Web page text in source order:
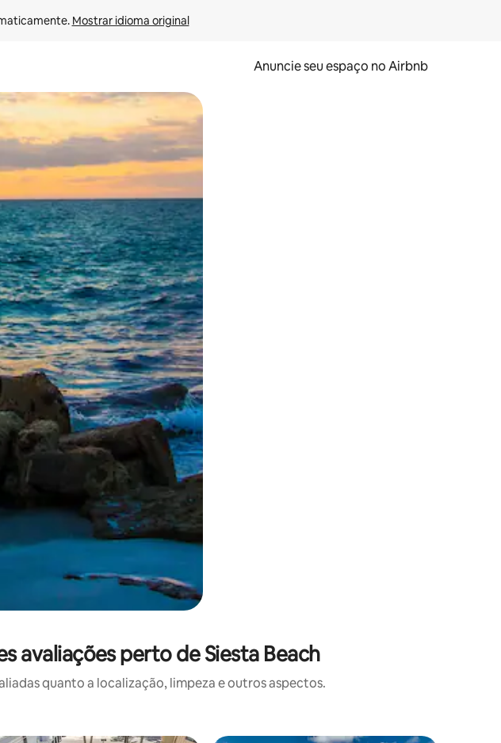
Mostrar idioma original
Anuncie seu espaço no Airbnb
do teclado ou tocando e deslizando o dedo na tela.
avaliações perto de Siesta Beach
quanto a localização, limpeza e outros aspectos.